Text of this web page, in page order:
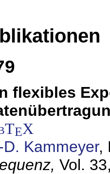
flexibles
EX
D. Kammeyer,
Vol.